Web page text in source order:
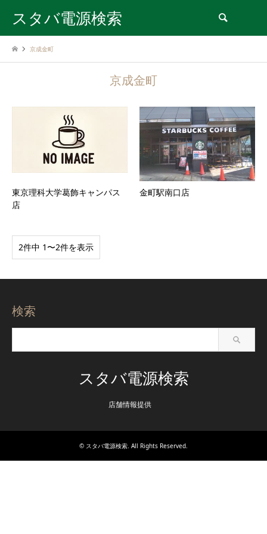
スタバ電源検索
京成金町
京成金町
東京理科大学葛飾キャンパス
店
金町駅南口店
2件中 1〜2件を表示
検索
スタバ電源検索
店舗情報提供
© スタバ電源検索 . All Rights Reserved.